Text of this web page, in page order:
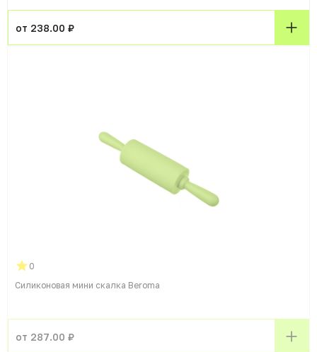
от 238.00 ₽
0
Силиконовая мини скалка Beroma
от 287.00 ₽